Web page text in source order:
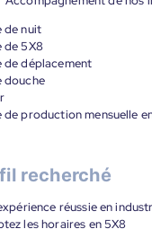
de nuit
de 5X8
de déplacement
douche
de production mensuelle
recherché
réussie en
les horaires en 5X8